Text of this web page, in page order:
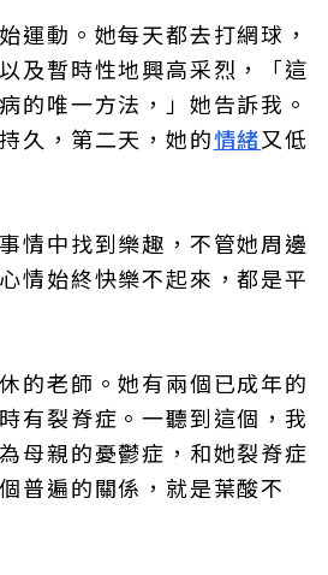
運動。她每天都去打網球，
及暫時性地興高采烈，「這
的唯一方法，」她告訴我。
久，第二天，她的情緒又低
情中找到樂趣，不管她周邊
情始終快樂不起來，都是平
的老師。她有兩個已成年的
有裂脊症。一聽到這個，我
母親的憂鬱症，和她裂脊症
普遍的關係，就是葉酸不